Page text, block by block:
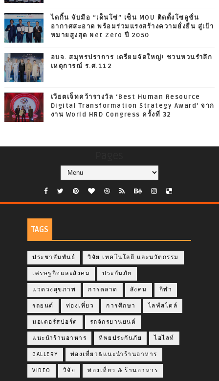
ไดกิ้น จับมือ “เด็นโซ่” เซ็น MOU ติดตั้งโซลูชั่น
อากาศสะอาด พร้อมร่วมแรงสร้างความยั่งยืน สู่เป้า
หมายสูงสุด Net Zero ปี 2050
อบจ. สมุทรปราการ เตรียมจัดใหญ่! ชวนหวนรำลึก
เหตุการณ์ ร.ศ.112
เวียตเจ็ทคว้ารางวัล ‘Best Human Resource
Digital Transformation Strategy Award’ จาก
งาน World HRD Congress ครั้งที่ 32
TAGS
ประชาสัมพันธ์ วิจัย เทคโนโลยี และนวัตกรรม
เศรษฐกิจและสังคม ประกันภัย
แวดวงสุขภาพ การตลาด สังคม กีฬา
รถยนต์ ท่องเที่ยว การศึกษา ไลฟ์สไตล์
มอเตอร์สปอร์ต รถจักรยานยนต์
แนะนำร้านอาหาร ทิพยประกันภัย ไฮไลท์
GALLERY ท่องเที่ยว&แนะนำร้านอาหาร
VIDEO วิจัย ท่องเที่ยว & ร้านอาหาร